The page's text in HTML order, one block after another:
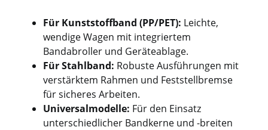
Für Kunststoffband (PP/PET): Leichte,
wendige Wagen mit integriertem
Bandabroller und Geräteablage.
Für Stahlband: Robuste Ausführungen mit
verstärktem Rahmen und Feststellbremse
für sicheres Arbeiten.
Universalmodelle: Für den Einsatz
unterschiedlicher Bandkerne und -breiten